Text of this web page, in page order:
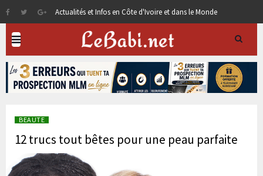
Actualités et Infos en Côte d'Ivoire et dans le Monde
BEAUTE
12 trucs tout bêtes pour une peau parfaite